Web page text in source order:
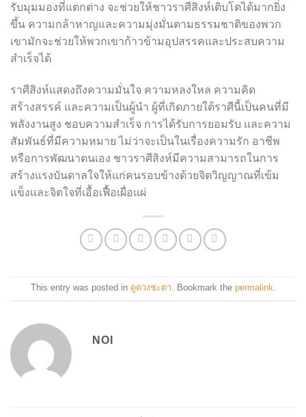
รับมุมมองที่แตกต่าง จะช่วยให้ชาวราศีสิงห์เติบโตได้มากยิ่ง
ขึ้น ความกล้าหาญและความมุ่งมั่นตามธรรมชาติของพวก
เขามักจะช่วยให้พวกเขาก้าวข้ามอุปสรรคและประสบความ
สำเร็จได้
ราศีสิงห์แสดงถึงความมั่นใจ ความหลงใหล ความคิด
สร้างสรรค์ และความเป็นผู้นำ ผู้ที่เกิดภายใต้ราศีนี้เป็นคนที่มี
พลังงานสูง ชอบความสำเร็จ การได้รับการยอมรับ และความ
สัมพันธ์ที่มีความหมาย ไม่ว่าจะเป็นในเรื่องความรัก อาชีพ
หรือการพัฒนาตนเอง ชาวราศีสิงห์มีความสามารถในการ
สร้างแรงบันดาลใจให้แก่คนรอบข้างด้วยจิตวิญญาณที่เข้ม
แข็งและจิตใจที่เอื้อเฟื้อเผื่อแผ่
This entry was posted in ดูดวงชะตา. Bookmark the permalink.
NOI